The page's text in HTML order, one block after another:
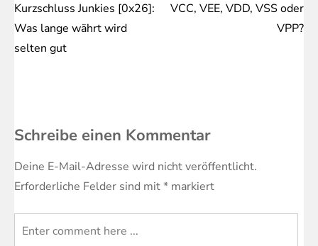
Beitragsnavigation
Kurzschluss Junkies [0x26]:
Was lange währt wird
selten gut
VCC, VEE, VDD, VSS oder
VPP?
Schreibe einen Kommentar
Deine E-Mail-Adresse wird nicht veröffentlicht.
Erforderliche Felder sind mit* markiert